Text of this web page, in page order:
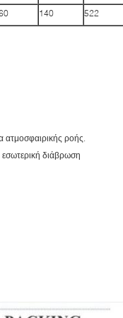
140 522
ροής.
διάβρωση